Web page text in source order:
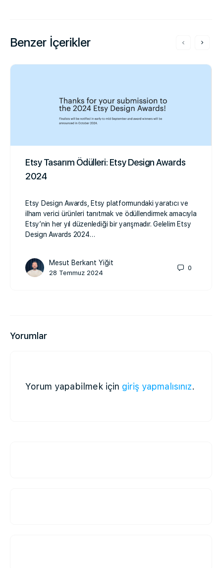
Benzer İçerikler
Etsy Tasarım Ödülleri: Etsy Design Awards
2024
Etsy Design Awards, Etsy platformundaki yaratıcı ve
ilham verici ürünleri tanıtmak ve ödüllendirmek amacıyla
Etsy’nin her yıl düzenlediği bir yarışmadır. Gelelim Etsy
Design Awards 2024…
Mesut Berkant Yiğit
28 Temmuz 2024
0
Yorumlar
Yorum yapabilmek için giriş yapmalısınız.